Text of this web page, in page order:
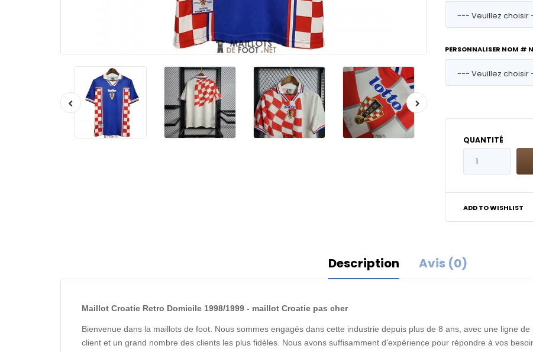
PERSONNALISER NOM #
QUANTITÉ
ADD TO WISHLIST
Description Avis (0)
Maillot Croatie Retro Domicile 1998/1999 - maillot Croatie pas cher
Bienvenue dans la maillots de foot. Nous sommes engagés dans cette industrie depuis plus de 8 ans, avec une ligne
client et un grand nombre des clients les plus fidèles. Nous avons suffisamment d'expérience pour répondre à vos